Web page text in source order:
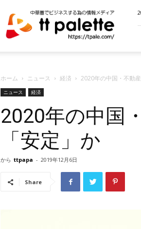
ッ
華
圏
国・
台
湾・
で
ホーム ニュース 経済 2020年の中国・不動
ニュース 経済
2020年の中国
「安定」か
から ttpapa - 2019年12月6日
Share